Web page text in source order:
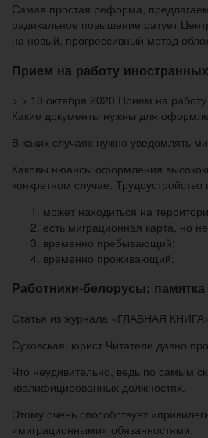
Самая простая реформа,
радикальное повышение ратует
на новый, прогрессивный метод
Прием на работу
> > 10 октября 2020 Прием на
Какие документы нужны для
В каких случаях нужно уведомлять
Каковы нюансы оформления
конкретном случае.
может находиться на
есть миграционная карта, но
временно пребывающий:
временно проживающий:
Работники-белорусы:
Статья из журнала «ГЛАВНАЯ
Суховская, юрист Читатели давно
Что неудивительно, ведь по самым
квалифицированных должностях.
Этому очень способствует
«миграционными» обязанностями.